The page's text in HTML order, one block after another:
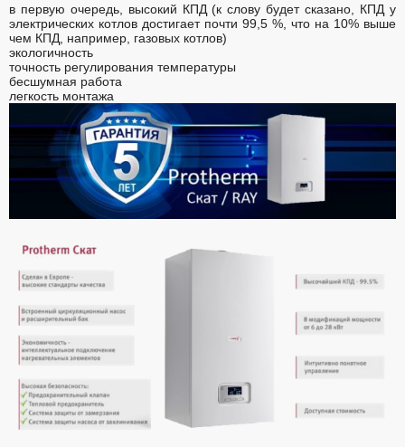
в первую очередь, высокий КПД (к слову будет сказано, КПД у
электрических котлов достигает почти 99,5 %, что на 10% выше
чем КПД, например, газовых котлов)
экологичность
точность регулирования температуры
бесшумная работа
легкость монтажа